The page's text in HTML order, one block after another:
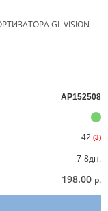
GL VISION
AP152508
42 (3)
7-8дн.
198.00 р.